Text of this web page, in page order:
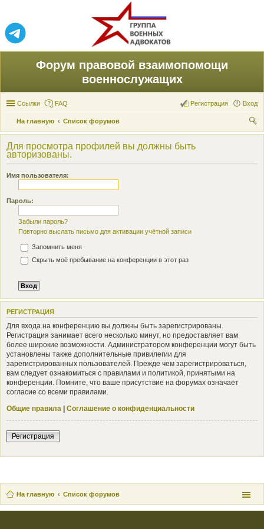
Форум правовой взаимопомощи
военнослужащих
Ссылки FAQ Вход
Регистрация
На главную
Список форумов
ои
Для просмотра профилей вы должны быть
авторизованы.
Имя пользователя:
Пароль:
Забыли пароль?
Повторно выслать письмо для активации учётной записи
Запомнить меня
Скрыть моё пребывание на конференции в этот раз
РЕГИСТРАЦИЯ
Для входа на конференцию вы должны быть зарегистрированы.
Регистрация занимает всего несколько минут, но предоставляет вам
более широкие возможности. Администратором конференции могут быть
установлены также дополнительные привилегии для
зарегистрированных пользователей. Прежде чем зарегистрироваться,
вам следует ознакомиться с правилами и политикой, принятыми на
конференции. Помните, что ваше присутствие на форумах означает
согласие со всеми правилами.
Общие правила | Соглашение о конфиденциальности
Регистрация
На главную Список форумов